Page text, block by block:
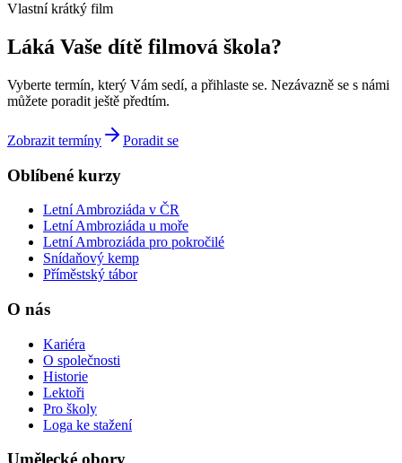
Vlastní krátký film
Láká Vaše dítě filmová škola?
Vyberte termín, který Vám sedí, a přihlaste se. Nezávazně se s námi
můžete poradit ještě předtím.
Zobrazit termíny Poradit se
Oblíbené kurzy
Letní Ambroziáda v ČR
Letní Ambroziáda u moře
Letní Ambroziáda pro pokročilé
Snídaňový kemp
Příměstský tábor
O nás
Kariéra
O společnosti
Historie
Lektoři
Pro školy
Loga ke stažení